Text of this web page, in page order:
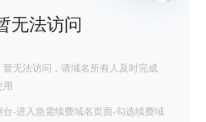
无法访问
无法访问，请域名所有人及时完成
用
-进入急需续费域名页面-勾选续费域